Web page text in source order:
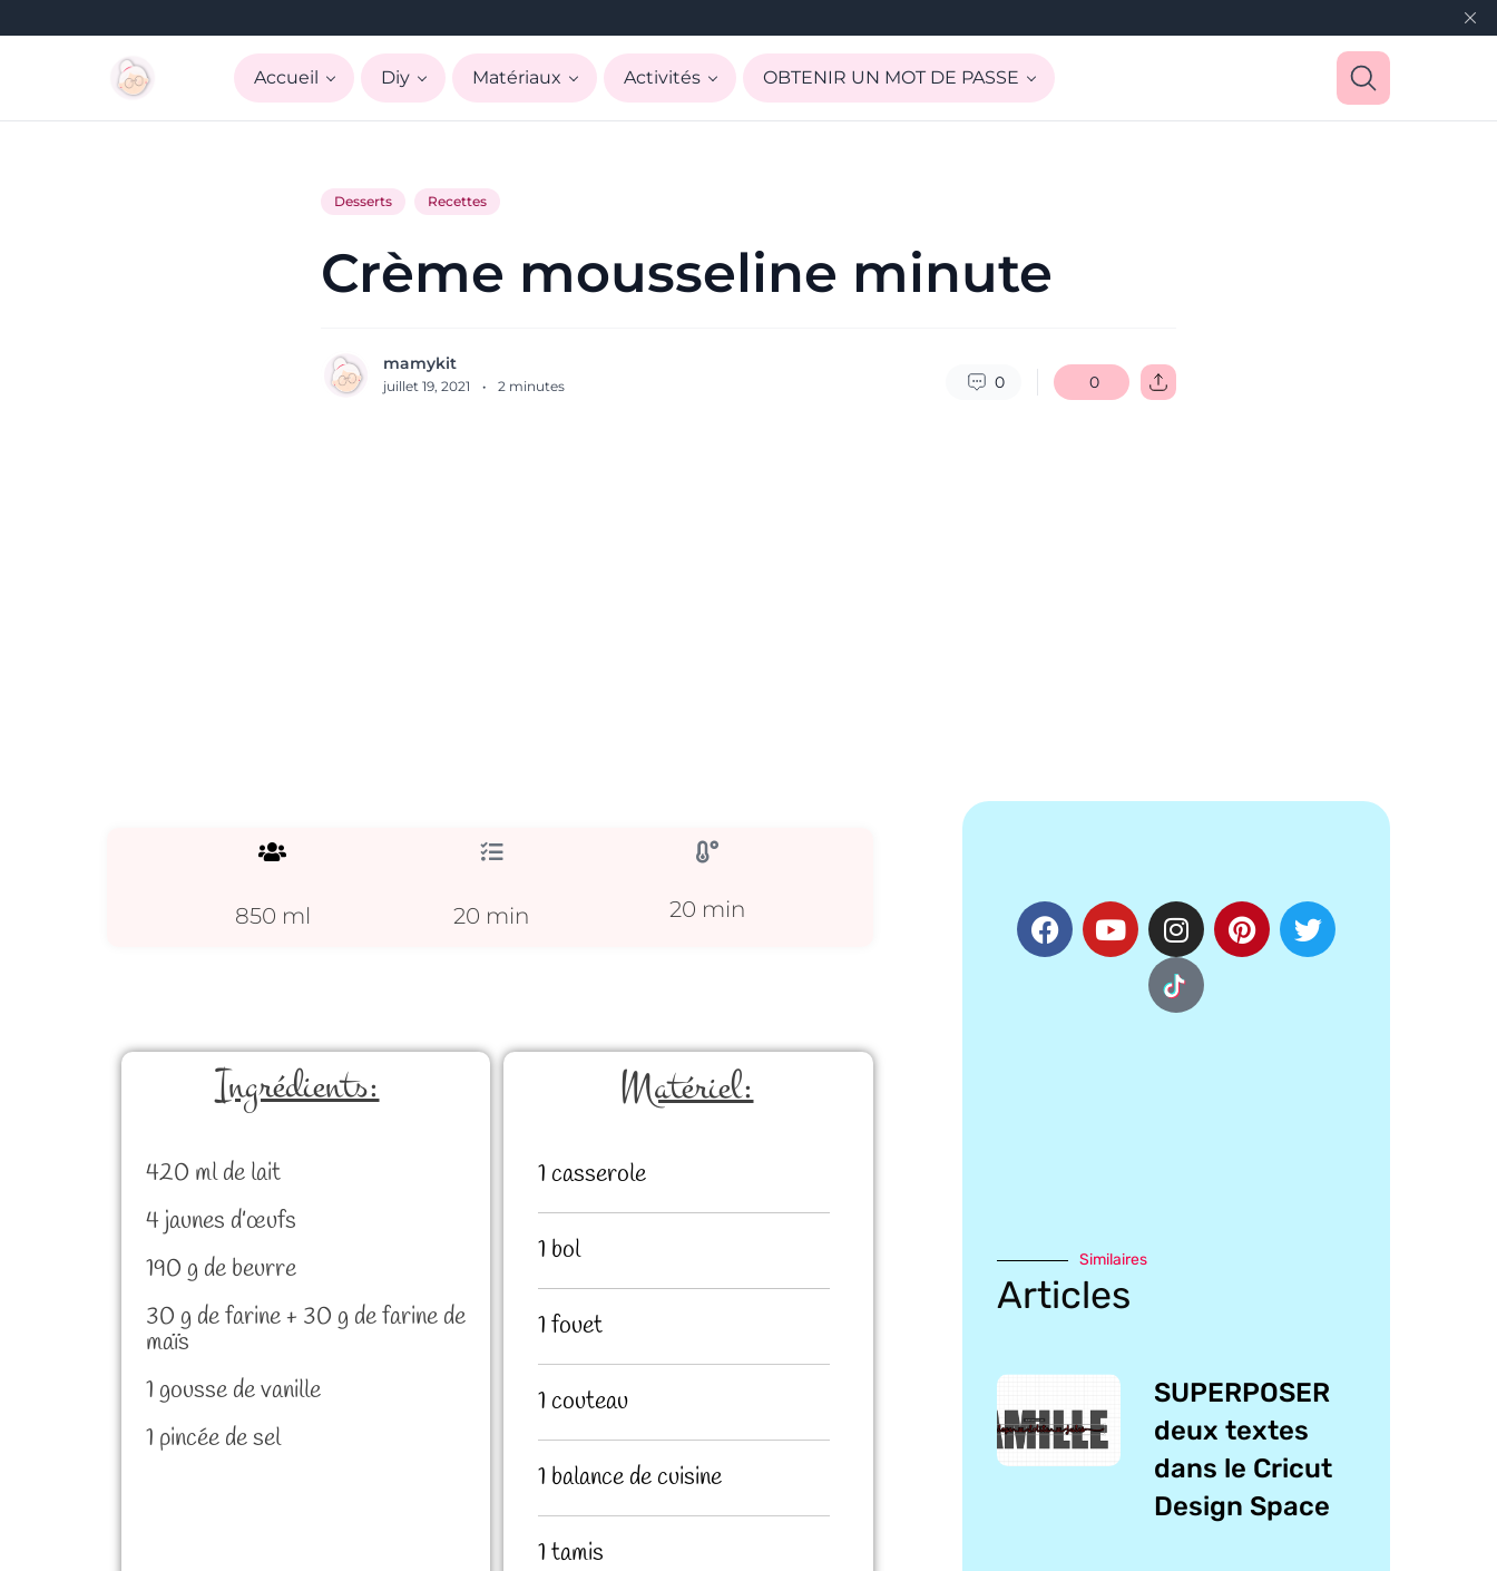
Accueil Diy Matériaux Activités OBTENIR UN MOT DE PASSE
Desserts Recettes
Crème mousseline minute
mamykit
juillet 19, 2021 · 2 minutes 0 0
850 ml 20 min 20 min
Ingrédients:
420 ml de lait
4 jaunes d’œufs
190 g de beurre
30 g de farine + 30 g de farine de
maïs
1 gousse de vanille
1 pincée de sel
Matériel:
1 casserole
1 bol
1 fouet
1 couteau
1 balance de cuisine
1 tamis
Similaires
Articles
SUPERPOSER
deux textes
dans le Cricut
Design Space